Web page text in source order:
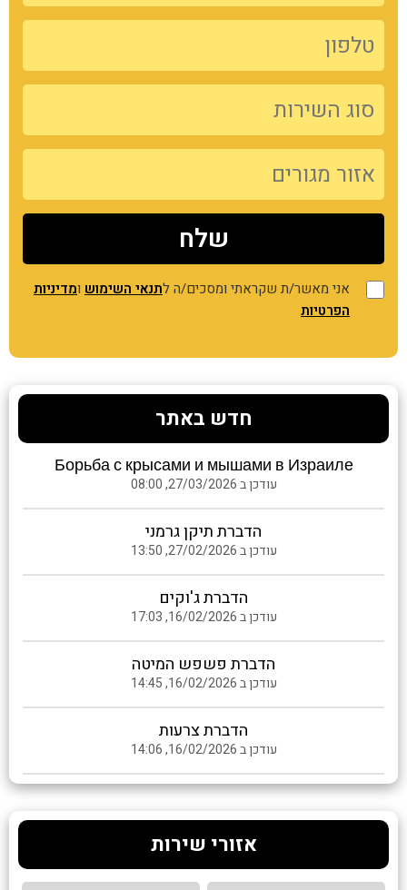
אני מאשר/ת שקראתי ומסכים/ה לתנאי השימוש ומדיניות
הפרטיות
חדש באתר
Борьба с крысами и мышами в Израиле
עודכן ב 27/03/2026, 08:00
הדברת תיקן גרמני
עודכן ב 27/02/2026, 13:50
הדברת ג'וקים
עודכן ב 16/02/2026, 17:03
הדברת פשפש המיטה
עודכן ב 16/02/2026, 14:45
הדברת צרעות
עודכן ב 16/02/2026, 14:06
אזורי שירות